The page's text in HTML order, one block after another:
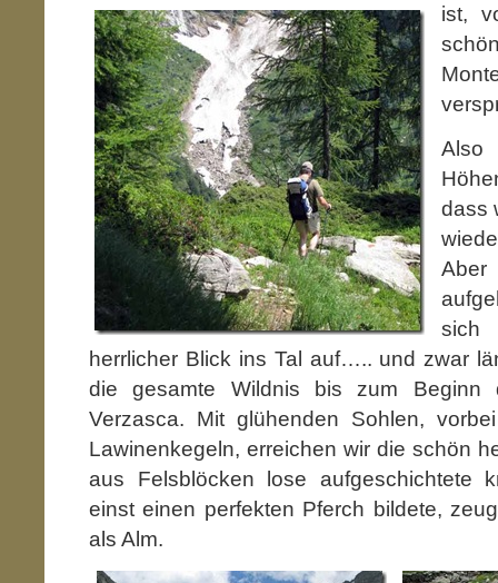
ist,
Also
dass
sich
herrlicher Blick ins Tal auf….. und zwar
die gesamte Wildnis bis zum Beginn
Verzasca. Mit glühenden Sohlen,
Lawinenkegeln, erreichen wir die schön
aus Felsblöcken lose aufgeschichtete
einst einen perfekten Pferch bildete,
als Alm.